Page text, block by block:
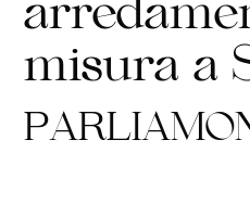
arredame
misura a
PARLIAMO